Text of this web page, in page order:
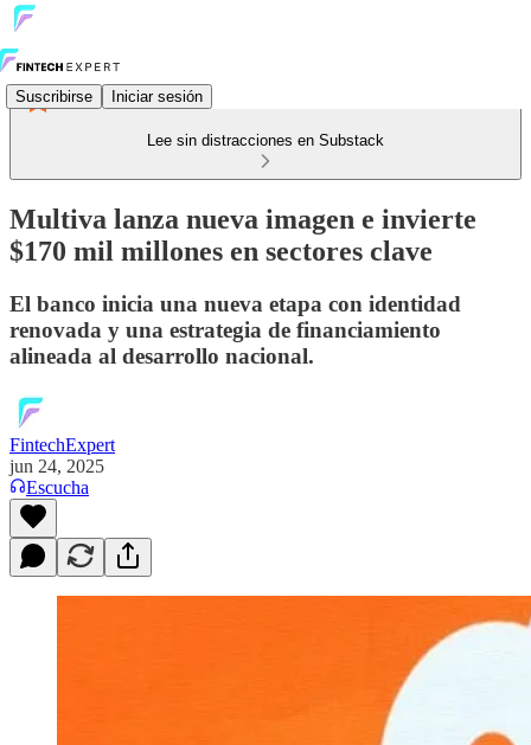
Suscribirse Iniciar sesión
Lee sin distracciones en Substack
Multiva lanza nueva imagen e invierte
$170 mil millones en sectores clave
El banco inicia una nueva etapa con identidad
renovada y una estrategia de financiamiento
alineada al desarrollo nacional.
FintechExpert
jun 24, 2025
Escucha